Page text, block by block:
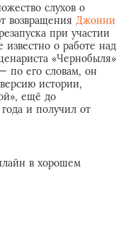
слухов о
возвращения Джонни
при участии
известно о работе над
«Чернобыля»
по его словам, он
истории,
ещё до
и получил от
в хорошем